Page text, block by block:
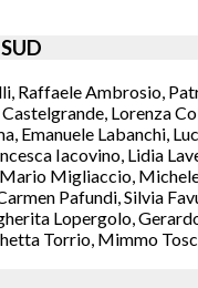
Raffaele Ambrosio,
Lorenza
Emanuele Labanchi,
Iacovino, Lidia
Migliaccio, Michele
Pafundi, Silvia
Lopergolo,
Torrio, Mimmo